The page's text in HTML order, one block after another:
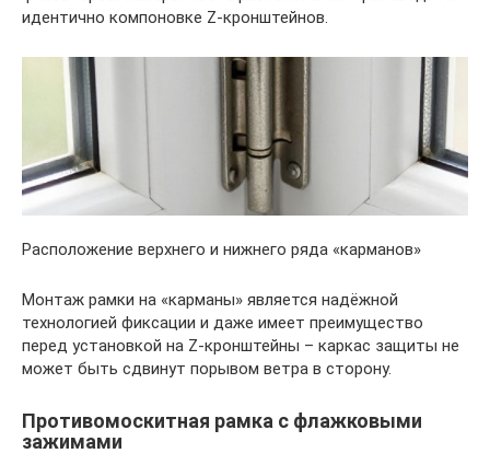
идентично компоновке Z-кронштейнов.
Расположение верхнего и нижнего ряда «карманов»
Монтаж рамки на «карманы» является надёжной
технологией фиксации и даже имеет преимущество
перед установкой на Z-кронштейны – каркас защиты не
может быть сдвинут порывом ветра в сторону.
Противомоскитная рамка с флажковыми
зажимами